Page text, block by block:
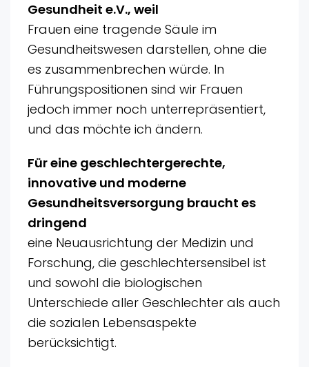
Gesundheit e.V., weil
Frauen eine tragende Säule im
Gesundheitswesen darstellen, ohne die
es zusammenbrechen würde. In
Führungspositionen sind wir Frauen
jedoch immer noch unterrepräsentiert,
und das möchte ich ändern.
Für eine geschlechtergerechte,
innovative und moderne
Gesundheitsversorgung braucht es
dringend
eine Neuausrichtung der Medizin und
Forschung, die geschlechtersensibel ist
und sowohl die biologischen
Unterschiede aller Geschlechter als auch
die sozialen Lebensaspekte
berücksichtigt.